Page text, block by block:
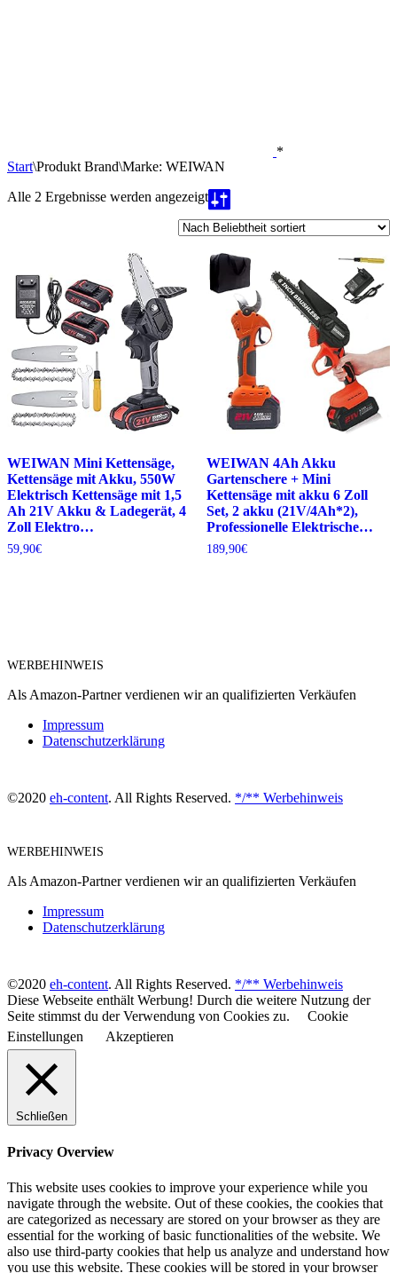
*
Start\Produkt Brand\Marke: WEIWAN
Alle 2 Ergebnisse werden angezeigtNach
Beliebtheit
sortiert
WEIWAN Mini Kettensäge,
Kettensäge mit Akku, 550W
Elektrisch Kettensäge mit 1,5
Ah 21V Akku & Ladegerät, 4
Zoll Elektro…
59,90€
WEIWAN 4Ah Akku
Gartenschere + Mini
Kettensäge mit akku 6 Zoll
Set, 2 akku (21V/4Ah*2),
Professionelle Elektrische…
189,90€
WERBEHINWEIS
Als Amazon-Partner verdienen wir an qualifizierten Verkäufen
Impressum
Datenschutzerklärung
©2020 eh-content. All Rights Reserved. */** Werbehinweis
WERBEHINWEIS
Als Amazon-Partner verdienen wir an qualifizierten Verkäufen
Impressum
Datenschutzerklärung
©2020 eh-content. All Rights Reserved. */** Werbehinweis
Diese Webseite enthält Werbung! Durch die weitere Nutzung der
Seite stimmst du der Verwendung von Cookies zu.
Cookie
Einstellungen
Akzeptieren
Schließen
Privacy Overview
This website uses cookies to improve your experience while you
navigate through the website. Out of these cookies, the cookies that
are categorized as necessary are stored on your browser as they are
essential for the working of basic functionalities of the website. We
also use third-party cookies that help us analyze and understand how
you use this website. These cookies will be stored in your browser